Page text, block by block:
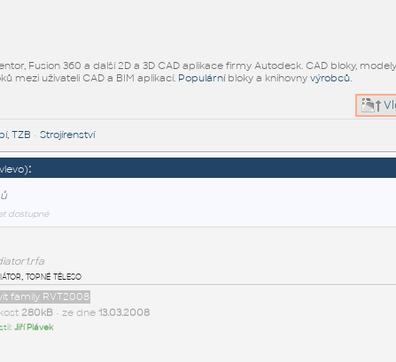
Fusion 360 a další 2D a 3D CAD aplikace firmy Autodesk. CAD bloky,
mezi uživateli CAD a BIM aplikací. Populárníbloky a knihovny výrobců.
TZB • Strojírenství
:
dostupné
topné těleso
family RVT2008
280kB• ze dne 13.03.2008
Jiří Plávek